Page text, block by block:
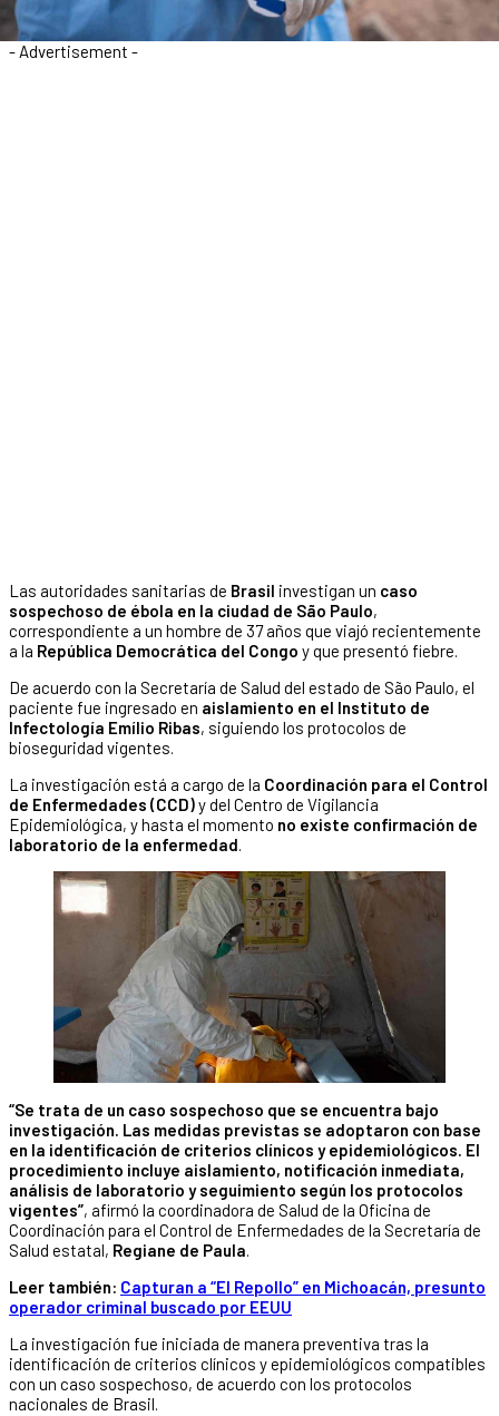
- Advertisement -
Las autoridades sanitarias de Brasil investigan un caso
sospechoso de ébola en la ciudad de São Paulo,
correspondiente a un hombre de 37 años que viajó recientemente
a la República Democrática del Congo y que presentó fiebre.
De acuerdo con la Secretaría de Salud del estado de São Paulo, el
paciente fue ingresado en aislamiento en el Instituto de
Infectología Emílio Ribas, siguiendo los protocolos de
bioseguridad vigentes.
La investigación está a cargo de la Coordinación para el Control
de Enfermedades (CCD)y del Centro de Vigilancia
Epidemiológica, y hasta el momento no existe confirmación de
laboratorio de la enfermedad.
“Se trata de un caso sospechoso que se encuentra bajo
investigación. Las medidas previstas se adoptaron con base
en la identificación de criterios clínicos y epidemiológicos. El
procedimiento incluye aislamiento, notificación inmediata,
análisis de laboratorio y seguimiento según los protocolos
vigentes”, afirmó la coordinadora de Salud de la Oficina de
Coordinación para el Control de Enfermedades de la Secretaría de
Salud estatal, Regiane de Paula.
Leer también: Capturan a “El Repollo” en Michoacán, presunto
operador criminal buscado por EEUU
La investigación fue iniciada de manera preventiva tras la
identificación de criterios clínicos y epidemiológicos compatibles
con un caso sospechoso, de acuerdo con los protocolos
nacionales de Brasil.